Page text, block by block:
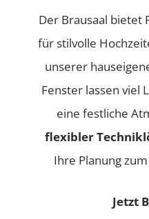
Der Brausaal bietet
für stilvolle
unserer
Fenster lassen viel
eine festliche
flexibler
Ihre Planung
Jetzt